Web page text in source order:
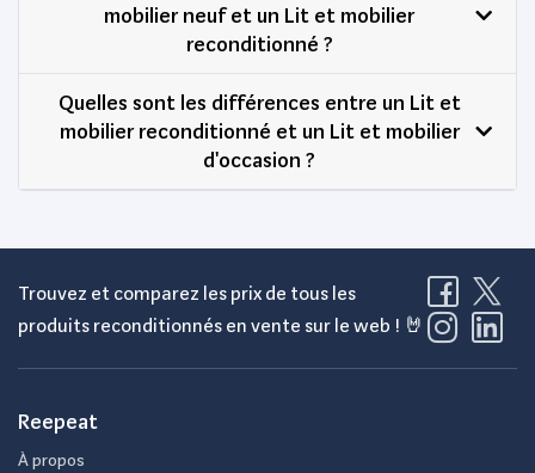
mobilier neuf et un Lit et mobilier
reconditionné ?
Quelles sont les différences entre un Lit et
mobilier reconditionné et un Lit et mobilier
d'occasion ?
Trouvez et comparez les prix de tous les
produits reconditionnés en vente sur le web ! 🤘
Reepeat
À propos